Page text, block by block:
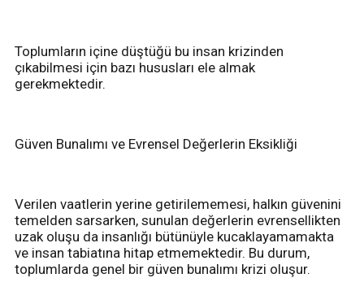
Toplumların içine düştüğü bu insan krizinden
çıkabilmesi için bazı hususları ele almak
gerekmektedir.
Güven Bunalımı ve Evrensel Değerlerin Eksikliği
Verilen vaatlerin yerine getirilememesi, halkın güvenini
temelden sarsarken, sunulan değerlerin evrensellikten
uzak oluşu da insanlığı bütünüyle kucaklayamamakta
ve insan tabiatına hitap etmemektedir. Bu durum,
toplumlarda genel bir güven bunalımı krizi oluşur.